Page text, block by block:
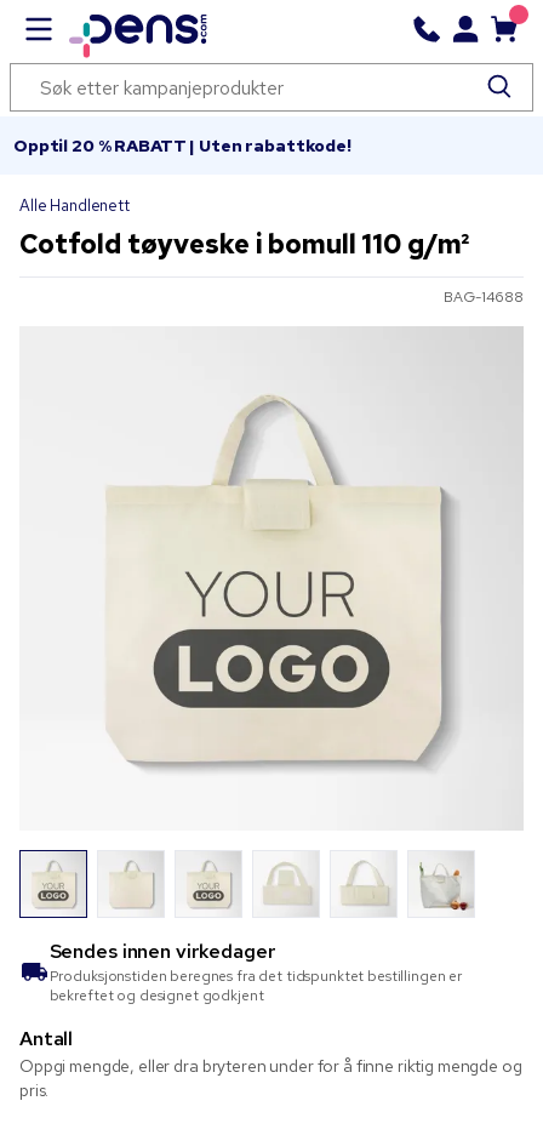
Opptil 20 % RABATT | Uten rabattkode!
Alle Handlenett
Cotfold tøyveske i bomull 110 g/m²
BAG-14688
Sendes innen virkedager
Produksjonstiden beregnes fra det tidspunktet bestillingen er
bekreftet og designet godkjent
Antall
Oppgi mengde, eller dra bryteren under for å finne riktig mengde og
pris.